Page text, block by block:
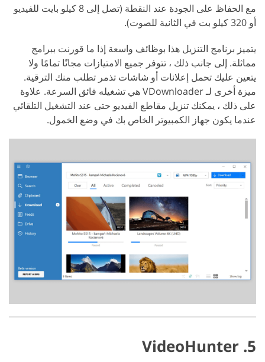
مع الحفاظ على الجودة عند النقطة (تصل إلى 8 كيلو بايت للفيديو
أو 320 كيلو بت في الثانية للصوت).
يتميز برنامج التنزيل هذا بوظائف واسعة إذا ما قورنت ببرامج
مماثلة. إلى جانب ذلك ، تتوفر جميع الامتيازات مجانًا تمامًا ولا
يتعين عليك تحمل إعلانات أو شاشات تذمر تطلب منك الترقية.
ميزة أخرى لـ VDownloader هي تشغيله فائق السرعة. علاوة
على ذلك ، يمكنك تنزيل مقاطع الفيديو حتى عند التشغيل التلقائي
عندما يكون جهاز الكمبيوتر الخاص بك في وضع الخمول.
5. VideoHunter